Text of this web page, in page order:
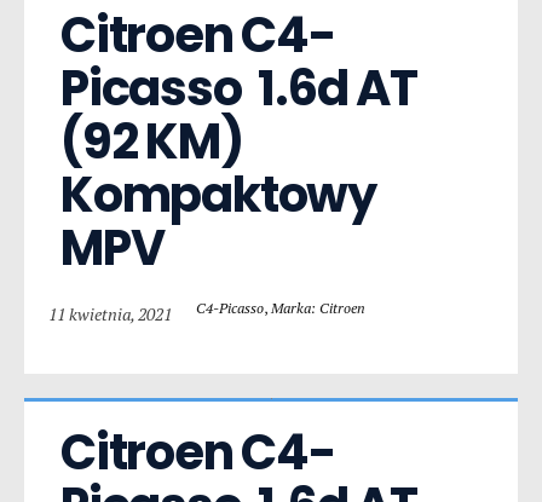
Citroen C4-
Picasso  1.6d AT
(92 KM)
Kompaktowy
MPV
11 kwietnia, 2021 C4-Picasso, Marka: Citroen
Citroen C4-